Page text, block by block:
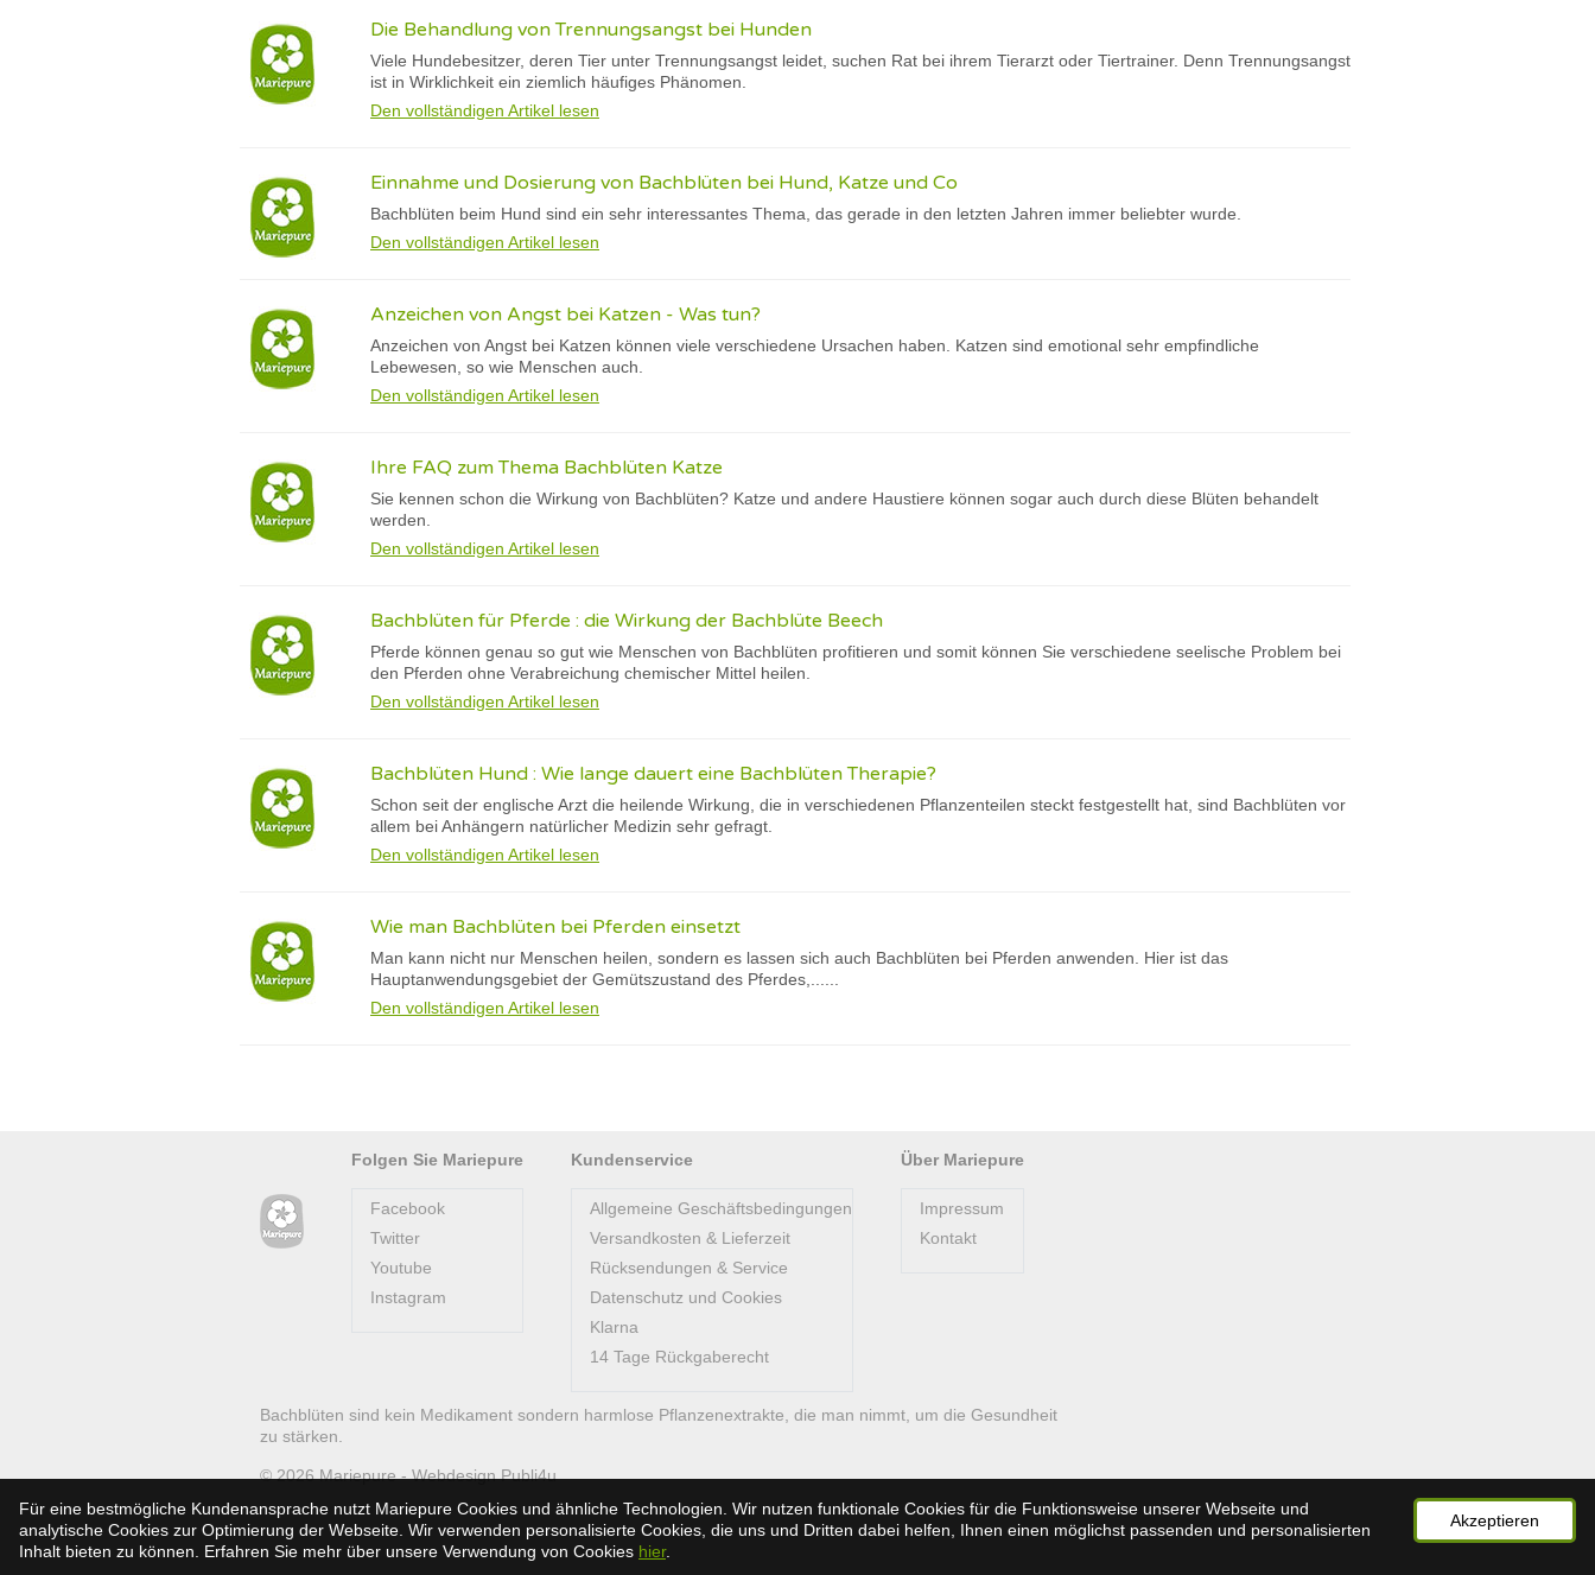
Die Behandlung von Trennungsangst bei Hunden
Viele Hundebesitzer, deren Tier unter Trennungsangst leidet, suchen Rat bei ihrem Tierarzt oder Tiertrainer. Denn Trennungsangst
ist in Wirklichkeit ein ziemlich häufiges Phänomen.
Den vollständigen Artikel lesen
Einnahme und Dosierung von Bachblüten bei Hund, Katze und Co
Bachblüten beim Hund sind ein sehr interessantes Thema, das gerade in den letzten Jahren immer beliebter wurde.
Den vollständigen Artikel lesen
Anzeichen von Angst bei Katzen - Was tun?
Anzeichen von Angst bei Katzen können viele verschiedene Ursachen haben. Katzen sind emotional sehr empfindliche
Lebewesen, so wie Menschen auch.
Den vollständigen Artikel lesen
Ihre FAQ zum Thema Bachblüten Katze
Sie kennen schon die Wirkung von Bachblüten? Katze und andere Haustiere können sogar auch durch diese Blüten behandelt
werden.
Den vollständigen Artikel lesen
Bachblüten für Pferde : die Wirkung der Bachblüte Beech
Pferde können genau so gut wie Menschen von Bachblüten profitieren und somit können Sie verschiedene seelische Problem bei
den Pferden ohne Verabreichung chemischer Mittel heilen.
Den vollständigen Artikel lesen
Bachblüten Hund : Wie lange dauert eine Bachblüten Therapie?
Schon seit der englische Arzt die heilende Wirkung, die in verschiedenen Pflanzenteilen steckt festgestellt hat, sind Bachblüten vor
allem bei Anhängern natürlicher Medizin sehr gefragt.
Den vollständigen Artikel lesen
Wie man Bachblüten bei Pferden einsetzt
Man kann nicht nur Menschen heilen, sondern es lassen sich auch Bachblüten bei Pferden anwenden. Hier ist das
Hauptanwendungsgebiet der Gemütszustand des Pferdes,......
Den vollständigen Artikel lesen
Folgen Sie Mariepure
Facebook
Twitter
Youtube
Instagram
Kundenservice
Allgemeine Geschäftsbedingungen
Versandkosten & Lieferzeit
Rücksendungen & Service
Datenschutz und Cookies
Klarna
14 Tage Rückgaberecht
Über Mariepure
Impressum
Kontakt
Bachblüten sind kein Medikament sondern harmlose Pflanzenextrakte, die man nimmt, um die Gesundheit
zu stärken.
© 2026 Mariepure -WebdesignPubli4u
Für eine bestmögliche Kundenansprache nutzt Mariepure Cookies und ähnliche Technologien. Wir nutzen funktionale Cookies für die Funktionsweise unserer Webseite und
analytische Cookies zur Optimierung der Webseite. Wir verwenden personalisierte Cookies, die uns und Dritten dabei helfen, Ihnen einen möglichst passenden und personalisierten
Inhalt bieten zu können. Erfahren Sie mehr über unsere Verwendung von Cookies hier.
Akzeptieren